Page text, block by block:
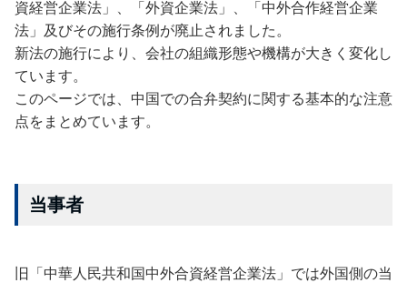
資経営企業法」、「外資企業法」、「中外合作経営企業
法」及びその施行条例が廃止されました。
新法の施行により、会社の組織形態や機構が大きく変化し
ています。
このページでは、中国での合弁契約に関する基本的な注意
点をまとめています。
当事者
旧「中華人民共和国中外合資経営企業法」では外国側の当